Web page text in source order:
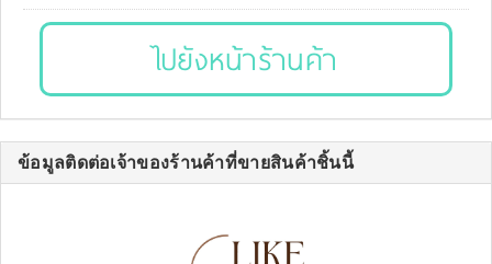
ไปยังหน้าร้านค้า
ข้อมูลติดต่อเจ้าของร้านค้าที่ขายสินค้าชิ้นนี้